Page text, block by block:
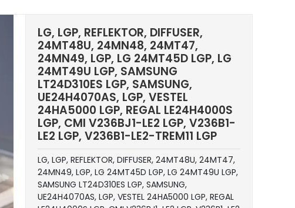
LG, LGP, REFLEKTOR, DIFFUSER,
24MT48U, 24MN48, 24MT47,
24MN49, LGP, LG 24MT45D LGP, LG
24MT49U LGP, SAMSUNG
LT24D310ES LGP, SAMSUNG,
UE24H4070AS, LGP, VESTEL
24HA5000 LGP, REGAL LE24H4000S
LGP, CMI V236BJ1-LE2 LGP, V236B1-
LE2 LGP, V236B1-LE2-TREM11 LGP
LG, LGP, REFLEKTOR, DIFFUSER, 24MT48U, 24MT47,
24MN49, LGP, LG 24MT45D LGP, LG 24MT49U LGP,
SAMSUNG LT24D310ES LGP, SAMSUNG,
UE24H4070AS, LGP, VESTEL 24HA5000 LGP, REGAL